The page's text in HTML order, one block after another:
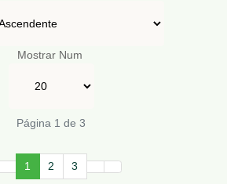
Mostrar Num
Página 1 de 3
1 2 3